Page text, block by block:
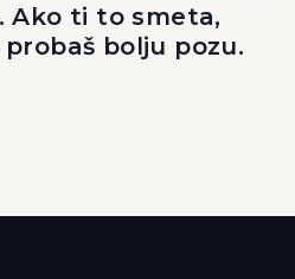
Ako ti to smeta,
bolju pozu.